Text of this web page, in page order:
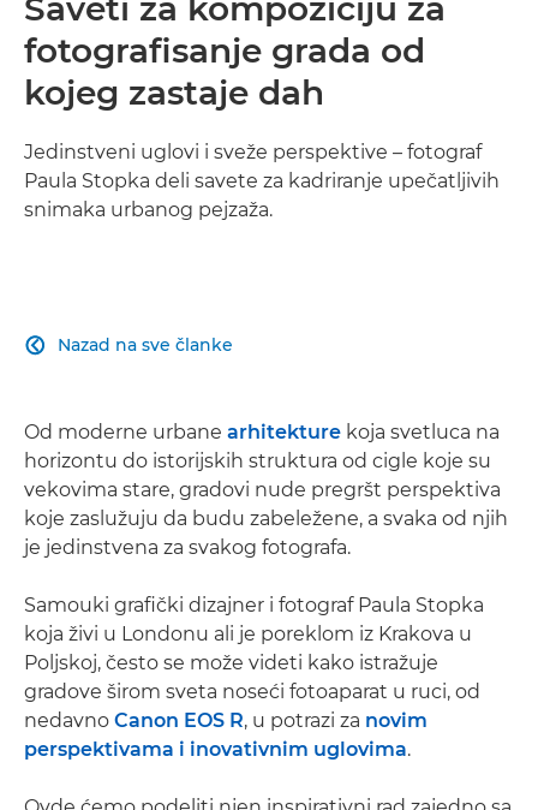
Saveti za kompoziciju za
fotografisanje grada od
kojeg zastaje dah
Jedinstveni uglovi i sveže perspektive – fotograf
Paula Stopka deli savete za kadriranje upečatljivih
snimaka urbanog pejzaža.
Nazad na sve članke

Od moderne urbane arhitekture koja svetluca na
horizontu do istorijskih struktura od cigle koje su
vekovima stare, gradovi nude pregršt perspektiva
koje zaslužuju da budu zabeležene, a svaka od njih
je jedinstvena za svakog fotografa.
Samouki grafički dizajner i fotograf Paula Stopka
koja živi u Londonu ali je poreklom iz Krakova u
Poljskoj, često se može videti kako istražuje
gradove širom sveta noseći fotoaparat u ruci, od
nedavno Canon EOS R, u potrazi za novim
perspektivama i inovativnim uglovima.